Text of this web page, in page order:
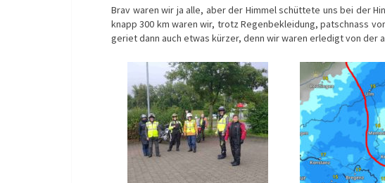
Brav waren wir ja alle, aber der Himmel schüttete uns bei der
knapp 300 km waren wir, trotz Regenbekleidung, patschnass
geriet dann auch etwas kürzer, denn wir waren erledigt von der